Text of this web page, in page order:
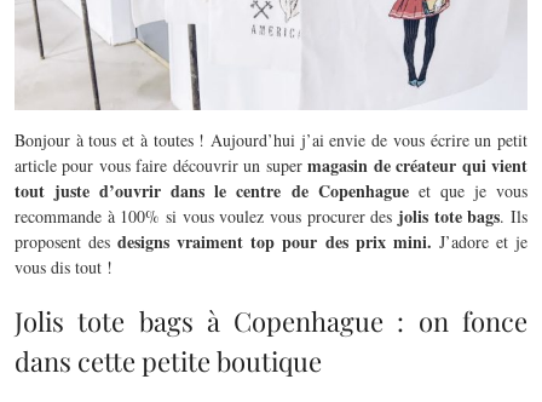
Bonjour à tous et à toutes ! Aujourd’hui j’ai envie de vous écrire un petit
article pour vous faire découvrir un supermagasin de créateur qui vient
tout juste d’ouvrir dans le centre de Copenhagueet que je vous
recommande à 100% si vous voulez vous procurer des jolis tote bags. Ils
proposent desdesigns vraiment top pour des prix mini. J’adore et je
vous dis tout !
Jolis tote bags à Copenhague : on fonce
dans cette petite boutique